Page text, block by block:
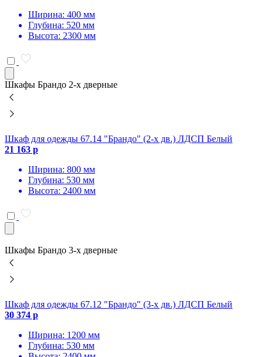
Ширина: 400 мм
Глубина: 520 мм
Высота: 2300 мм
Шкафы Брандо 2-х дверные
Шкаф для одежды 67.14 "Брандо" (2-х дв.) ЛДСП Белый
21 163 р
Ширина: 800 мм
Глубина: 530 мм
Высота: 2400 мм
Шкафы Брандо 3-х дверные
Шкаф для одежды 67.12 "Брандо" (3-х дв.) ЛДСП Белый
30 374 р
Ширина: 1200 мм
Глубина: 530 мм